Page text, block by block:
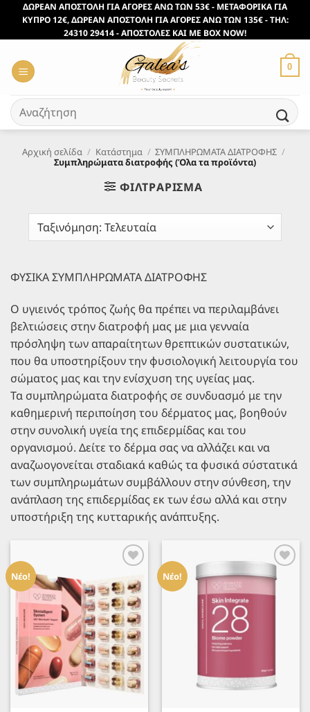
Μετάβαση
περιεχόμενο
ΔΩΡΕΑΝ ΑΠΟΣΤΟΛΗ ΓΙΑ ΑΓΟΡΕΣ ΑΝΩ ΤΩΝ 53€ - ΜΕΤΑΦΟΡΙΚΑ ΓΙΑ
ΚΥΠΡΟ 12€, ΔΩΡΕΑΝ ΑΠΟΣΤΟΛΗ ΓΙΑ ΑΓΟΡΕΣ ΑΝΩ ΤΩΝ 135€ - ΤΗΛ:
24310 29414 - ΑΠΟΣΤΟΛΕΣ ΚΑΙ ΜΕ BOX NOW!
0
Αναζήτηση
για:
Αρχική σελίδα / Κατάστημα / ΣΥΜΠΛΗΡΩΜΑΤΑ ΔΙΑΤΡΟΦΗΣ /
Συμπληρώματα διατροφής (Όλα τα προϊόντα)
ΦΙΛΤΡΆΡΙΣΜΑ
ΦΥΣΙΚΑ ΣΥΜΠΛΗΡΩΜΑΤΑ ΔΙΑΤΡΟΦΗΣ
Ο υγιεινός τρόπος ζωής θα πρέπει να περιλαμβάνει
βελτιώσεις στην διατροφή μας με μια γενναία
πρόσληψη των απαραίτητων θρεπτικών συστατικών,
που θα υποστηρίξουν την φυσιολογική λειτουργία του
σώματος μας και την ενίσχυση της υγείας μας.
Τα συμπληρώματα διατροφής σε συνδυασμό με την
καθημερινή περιποίηση του δέρματος μας, βοηθούν
στην συνολική υγεία της επιδερμίδας και του
οργανισμού. Δείτε το δέρμα σας να αλλάζει και να
αναζωογονείται σταδιακά καθώς τα φυσικά σύστατικά
των συμπληρωμάτων συμβάλλουν στην σύνθεση, την
ανάπλαση της επιδερμίδας εκ των έσω αλλά και στην
υποστήριξη της κυτταρικής ανάπτυξης.
Νέο!
Προσθήκη
Αγαπημένα
Νέο!
Προσθήκη
Αγαπημένα